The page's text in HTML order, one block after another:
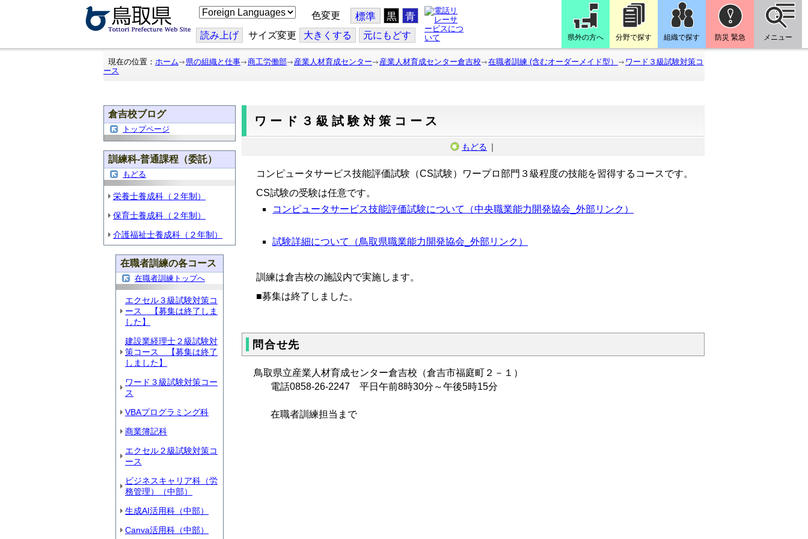
こ
の
ジ
を
翻
色変更 標準 黒 青
読み上げ サイズ変更 大きくする 元にもどす 県外の方へ 分野で探す 組織で探す 防災 緊急 メニュー
現在の位置： ホーム 県の組織と仕事 商工労働部 産業人材育成センター 産業人材育成センター倉吉校 在職者訓練 (含むオーダーメイド型）
ワード３級試験対策コ
ース
倉吉校ブログ
トップページ
訓練科-普通課程（委託）
もどる
栄養士養成科（２年制）
保育士養成科（２年制）
介護福祉士養成科（２年制）
在職者訓練の各コース
在職者訓練トップへ
エクセル３級試験対策コ
ース 【募集は終了しま
した】
建設業経理士２級試験対
策コース 【募集は終了
しました】
ワード３級試験対策コー
ス
VBAプログラミング科
商業簿記科
エクセル２級試験対策コ
ース
ビジネスキャリア科（労
務管理）（中部）
生成AI活用科（中部）
Canva活用科（中部）
ワード３級試験対策コース
もどる ｜
コンピュータサービス技能評価試験（CS試験）ワープロ部門３級程度の技能を習得するコースです。
CS試験の受験は任意です。
コンピュータサービス技能評価試験について（中央職業能力開発協会_外部リンク）
試験詳細について（鳥取県職業能力開発協会_外部リンク）
訓練は倉吉校の施設内で実施します。
■募集は終了しました。
問合せ先
鳥取県立産業人材育成センター倉吉校（倉吉市福庭町２－１）
電話0858-26-2247 平日午前8時30分～午後5時15分
在職者訓練担当まで